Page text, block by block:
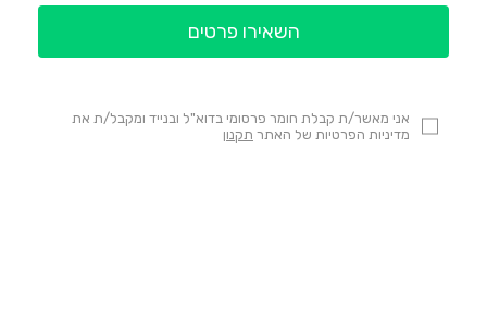
אני מאשר/ת קבלת חומר פרסומי בדוא"ל ובנייד ומקבל/ת את
מדיניות הפרטיות של האתר תקנון
השאירו פרטים